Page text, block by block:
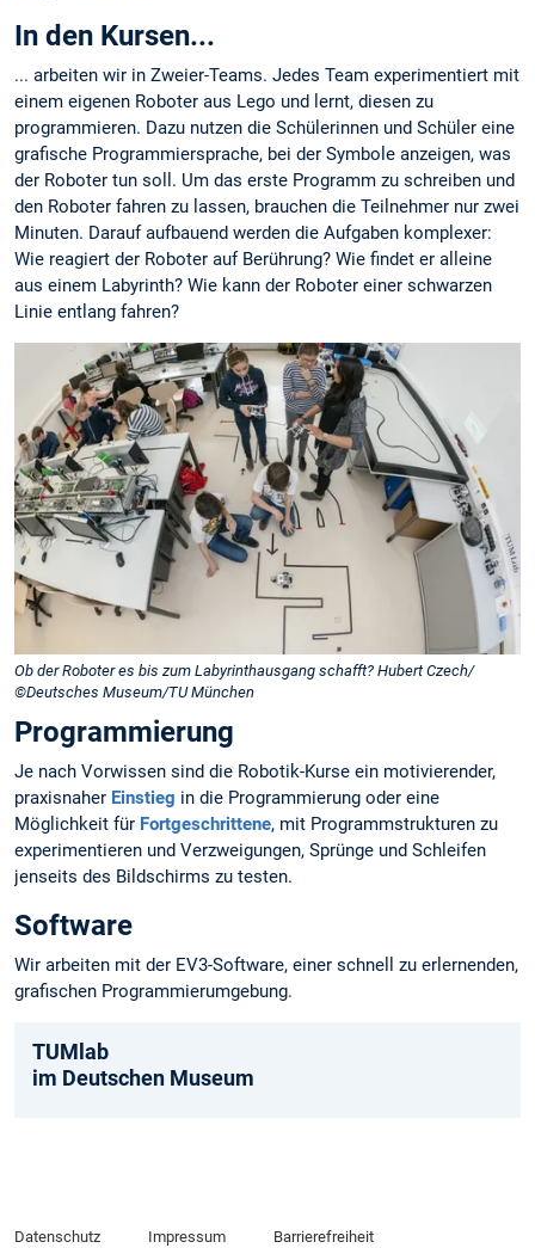
In den Kursen...
... arbeiten wir in Zweier-Teams. Jedes Team experimentiert mit
einem eigenen Roboter aus Lego und lernt, diesen zu
programmieren. Dazu nutzen die Schülerinnen und Schüler eine
grafische Programmiersprache, bei der Symbole anzeigen, was
der Roboter tun soll. Um das erste Programm zu schreiben und
den Roboter fahren zu lassen, brauchen die Teilnehmer nur zwei
Minuten. Darauf aufbauend werden die Aufgaben komplexer:
Wie reagiert der Roboter auf Berührung? Wie findet er alleine
aus einem Labyrinth? Wie kann der Roboter einer schwarzen
Linie entlang fahren?
Ob der Roboter es bis zum Labyrinthausgang schafft? Hubert Czech/
©Deutsches Museum/TU München
Programmierung
Je nach Vorwissen sind die Robotik-Kurse ein motivierender,
praxisnaher Einstieg in die Programmierung oder eine
Möglichkeit für Fortgeschrittene, mit Programmstrukturen zu
experimentieren und Verzweigungen, Sprünge und Schleifen
jenseits des Bildschirms zu testen.
Software
Wir arbeiten mit der EV3-Software, einer schnell zu erlernenden,
grafischen Programmierumgebung.
TUMlab
im Deutschen Museum
Datenschutz Impressum Barrierefreiheit